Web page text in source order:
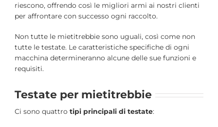
riescono, offrendo così le migliori armi ai nostri clienti
per affrontare con successo ogni raccolto.
Non tutte le mietitrebbie sono uguali, così come non
tutte le testate. Le caratteristiche specifiche di ogni
macchina determineranno alcune delle sue funzioni e
requisiti.
Testate per mietitrebbie
Ci sono quattro tipi principali di testate: